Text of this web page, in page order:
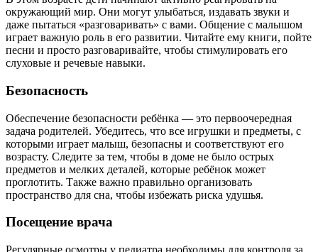
окружающий мир. Они могут улыбаться, издавать звуки и
даже пытаться «разговаривать» с вами. Общение с малышом
играет важную роль в его развитии. Читайте ему книги, пойте
песни и просто разговаривайте, чтобы стимулировать его
слуховые и речевые навыки.
Безопасность
Обеспечение безопасности ребёнка — это первоочередная
задача родителей. Убедитесь, что все игрушки и предметы, с
которыми играет малыш, безопасны и соответствуют его
возрасту. Следите за тем, чтобы в доме не было острых
предметов и мелких деталей, которые ребёнок может
проглотить. Также важно правильно организовать
пространство для сна, чтобы избежать риска удушья.
Посещение врача
Регулярные осмотры у педиатра необходимы для контроля за